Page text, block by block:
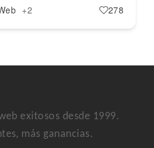
+2 278
exitosos desde 1999.
más ganancias.